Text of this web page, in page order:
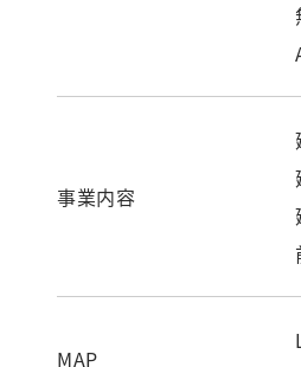
事業内容
MAP